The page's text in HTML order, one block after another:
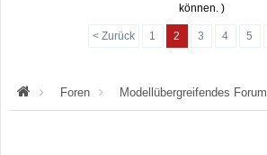
können. )
< Zurück 1 2 3 4 5
Foren Modellübergreifendes Forum